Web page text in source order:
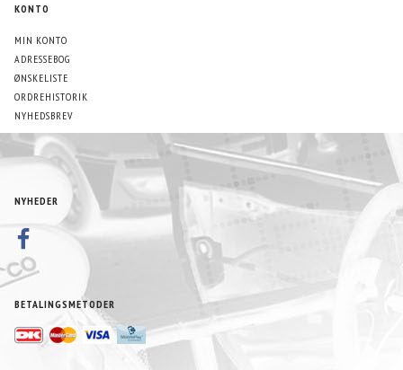
KONTO
MIN KONTO
ADRESSEBOG
ØNSKELISTE
ORDREHISTORIK
NYHEDSBREV
NYHEDER
BETALINGSMETODER